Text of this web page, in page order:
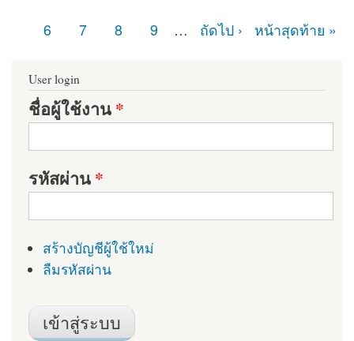
6
7 8 9 … ถัดไป › หน้าสุดท้าย »
User login
ชื่อผู้ใช้งาน*
รหัสผ่าน*
สร้างบัญชีผู้ใช้ใหม่
ลืมรหัสผ่าน